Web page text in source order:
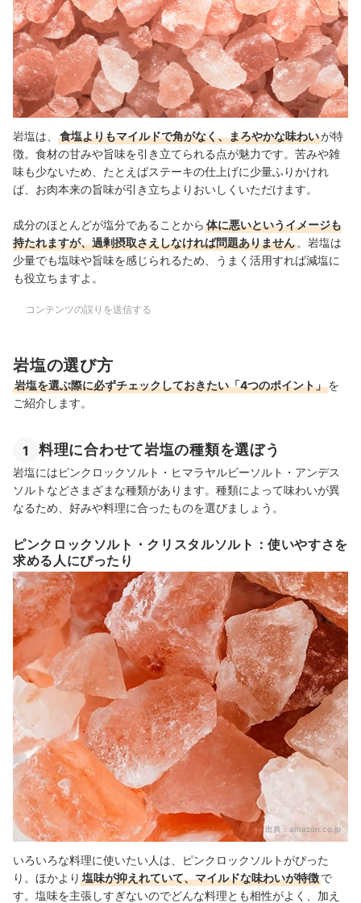
岩塩は、 食塩よりもマイルドで角がなく、まろやかな味わいが特
徴。食材の甘みや旨味を引き立てられる点が魅力です。苦みや雑
味も少ないため、たとえばステーキの仕上げに少量ふりかけれ
ば、お肉本来の旨味が引き立ちよりおいしくいただけます。
成分のほとんどが塩分であることから 体に悪いというイメージも
持たれますが、過剰摂取さえしなければ問題ありません 。岩塩は
少量でも塩味や旨味を感じられるため、うまく活用すれば減塩に
も役立ちますよ。
コンテンツの誤りを送信する
岩塩の選び方
岩塩を選ぶ際に必ずチェックしておきたい「4つのポイント」を
ご紹介します。
1 料理に合わせて岩塩の種類を選ぼう
岩塩にはピンクロックソルト・ヒマラヤルビーソルト・アンデス
ソルトなどさまざまな種類があります。種類によって味わいが異
なるため、好みや料理に合ったものを選びましょう。
ピンクロックソルト・クリスタルソルト：使いやすさを
求める人にぴったり
出典： amazon.co.jp
いろいろな料理に使いたい人は、ピンクロックソルトがぴった
り。ほかより 塩味が抑えれていて、マイルドな味わいが特徴で
す。塩味を主張しすぎないのでどんな料理とも相性がよく、加え